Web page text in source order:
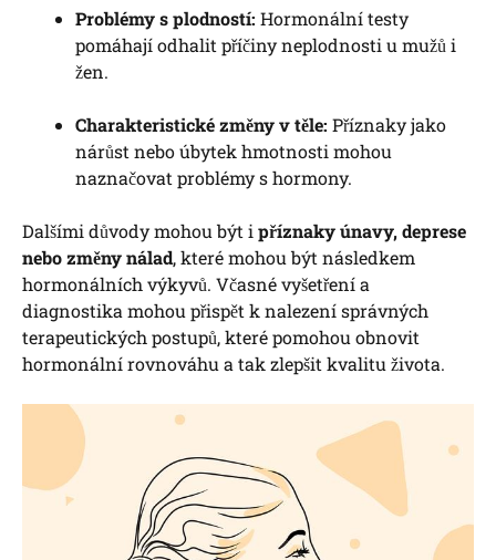
Problémy s plodností: Hormonální testy
pomáhají odhalit příčiny neplodnosti u mužů i
žen.
Charakteristické změny v těle: Příznaky jako
nárůst nebo úbytek hmotnosti mohou
naznačovat problémy s hormony.
Dalšími důvody mohou být i příznaky únavy, deprese
nebo změny nálad, které mohou být následkem
hormonálních výkyvů. Včasné vyšetření a
diagnostika mohou přispět k nalezení správných
terapeutických postupů, které pomohou obnovit
hormonální rovnováhu a tak zlepšit kvalitu života.